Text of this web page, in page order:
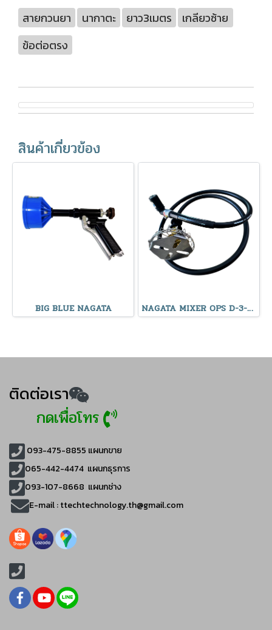
สายกวนยา นากาตะ ยาว3เมตร
เกลียวซ้าย
ข้อต่อตรง
สินค้าเกี่ยวข้อง
BIG BLUE NAGATA NAGATA MIXER OPS D-3-900 Left L TYPE 5207900
ติดต่อเรา
กดเพื่อโทร
093-475-8855 แผนกขาย
065-442-4474 แผนกธุรการ
093-107-8668 แผนกช่าง
E-mail :ttechtechnology.th@gmail.com